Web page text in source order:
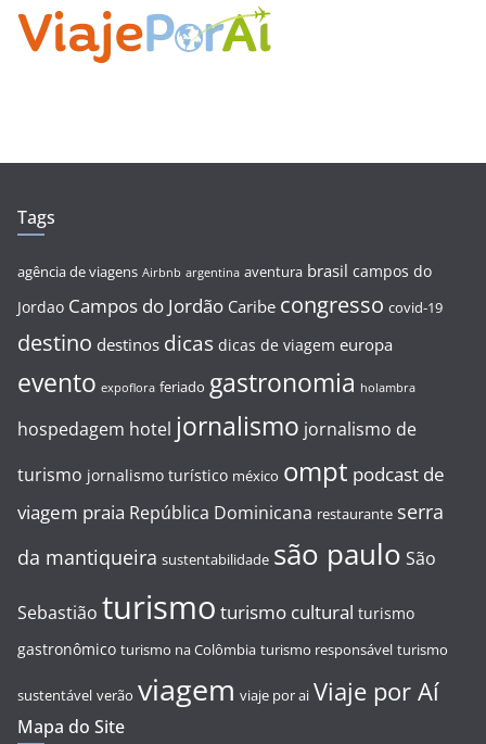
Tags
agência de viagens Airbnb argentina aventura brasil campos do
Jordao Campos do Jordão Caribe congresso covid-19
destino destinos dicas dicas de viagem europa
evento expoflora feriado gastronomia holambra
hospedagem hotel jornalismo jornalismo de
turismo jornalismo turístico méxico ompt podcast de
viagem praia República Dominicana restaurante serra
da mantiqueira sustentabilidade são paulo São
Sebastião turismo turismo cultural turismo
gastronômico turismo na Colômbia turismo responsável turismo
sustentável verão viagem viaje por ai Viaje por Aí
Mapa do Site